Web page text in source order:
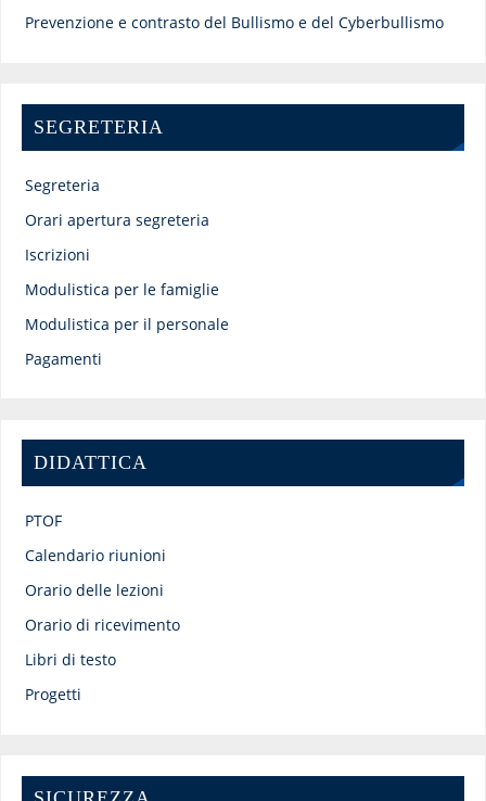
Prevenzione e contrasto del Bullismo e del Cyberbullismo
SEGRETERIA
Segreteria
Orari apertura segreteria
Iscrizioni
Modulistica per le famiglie
Modulistica per il personale
Pagamenti
DIDATTICA
PTOF
Calendario riunioni
Orario delle lezioni
Orario di ricevimento
Libri di testo
Progetti